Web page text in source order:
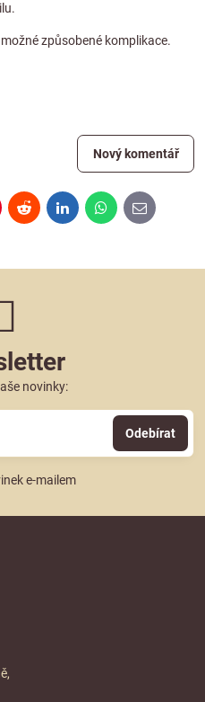
způsobené komplikace.
Nový komentář
RedditLinkedInWhatsApp
E-
mail
novinky:
Odebírat
e-mailem